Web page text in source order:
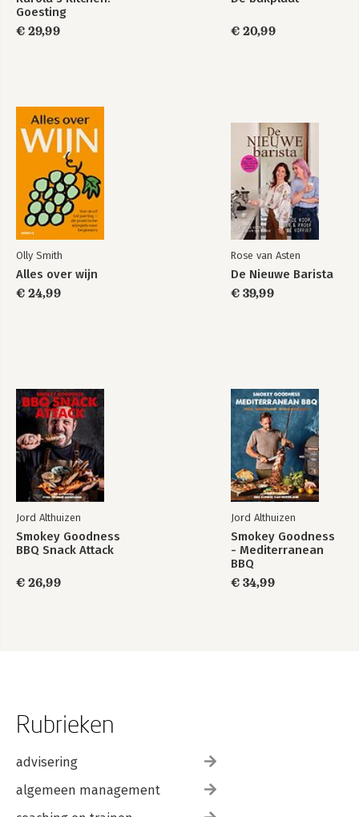
Goesting
€ 29,99
€ 20,99
Olly Smith
Alles over wijn
€ 24,99
Rose van Asten
De Nieuwe Barista
€ 39,99
Jord Althuizen
Smokey Goodness
BBQ Snack Attack
€ 26,99
Jord Althuizen
Smokey Goodness
- Mediterranean
BBQ
€ 34,99
Rubrieken
advisering
algemeen management